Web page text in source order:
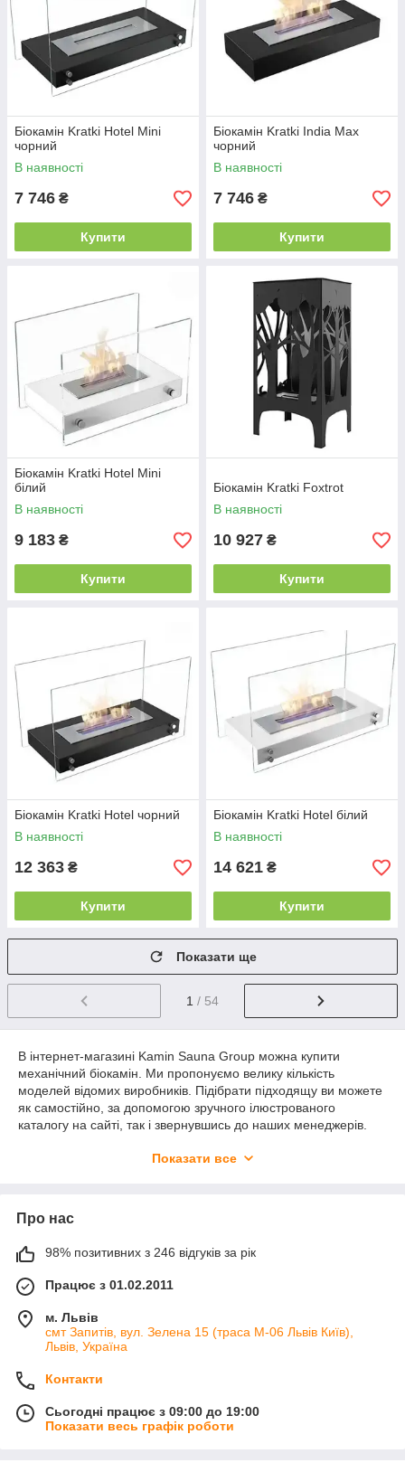
Біокамін Kratki Hotel Mini
чорний
В наявності
7 746 ₴
Купити
Біокамін Kratki India Max
чорний
В наявності
7 746 ₴
Купити
Біокамін Kratki Hotel Mini
білий
В наявності
9 183 ₴
Купити
Біокамін Kratki Foxtrot
В наявності
10 927 ₴
Купити
Біокамін Kratki Hotel чорний
В наявності
12 363 ₴
Купити
Біокамін Kratki Hotel білий
В наявності
14 621 ₴
Купити
Показати ще
1 / 54
В інтернет-магазині Kamin Sauna Group можна купити
механічний біокамін. Ми пропонуємо велику кількість
моделей відомих виробників. Підібрати підходящу ви можете
як самостійно, за допомогою зручного ілюстрованого
каталогу на сайті, так і звернувшись до наших менеджерів.
зможете уважно розглянути біокаміни та оцінити їх
Показати все
Про нас
98% позитивних з 246 відгуків за рік
Працює з 01.02.2011
м. Львів
смт Запитів, вул. Зелена 15 (траса М-06 Львів Київ),
Львів, Україна
Контакти
Сьогодні працює з 09:00 до 19:00
Показати весь графік роботи